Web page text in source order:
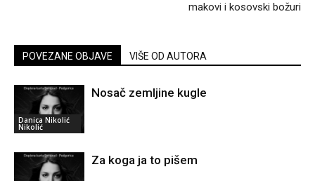
makovi i kosovski božuri
POVEZANE OBJAVE VIŠE OD AUTORA
Danica Nikolić
Nikolić
Nosač zemljine kugle
Za koga ja to pišem